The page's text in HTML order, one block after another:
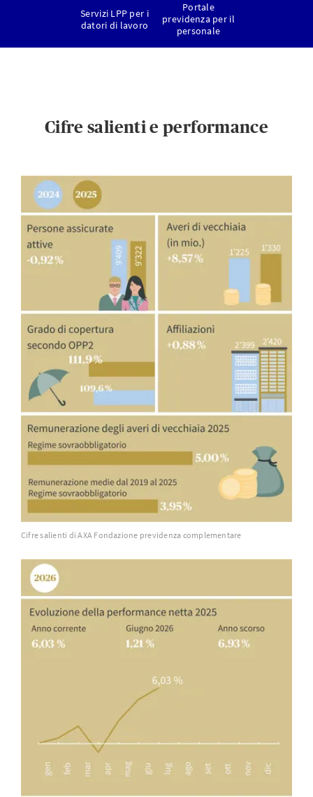
Servizi LPP per i
datori di lavoro
Portale
previdenza per il
personale
Cifre salienti e performance
Cifre salienti di AXA Fondazione previdenza complementare